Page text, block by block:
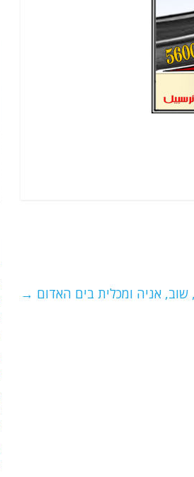
אניה ומכלית בים האדום →